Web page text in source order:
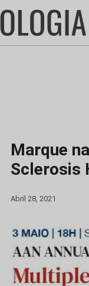
Marque
Sclerosis
Abril 28, 2021